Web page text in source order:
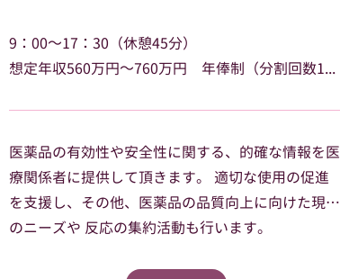
9：00～17：30（休憩45分）
想定年収560万円～760万円 年俸制（分割回数12回）基本給400,000円～ その他の手当あり
医薬品の有効性や安全性に関する、的確な情報を医
療関係者に提供して頂きます。 適切な使用の促進
を支援し、その他、医薬品の品質向上に向けた現場
のニーズや 反応の集約活動も行います。